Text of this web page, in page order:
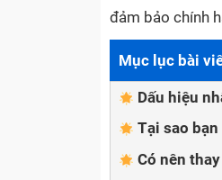
đảm bảo chính
Mục lục bài
Dấu hiệu
Tại sao
Có nên